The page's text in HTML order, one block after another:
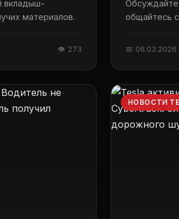
вкладыш-
материалов.
👁 273
Обсуждайте
общайтесь
📅 06.03.2026
НОВОСТИ